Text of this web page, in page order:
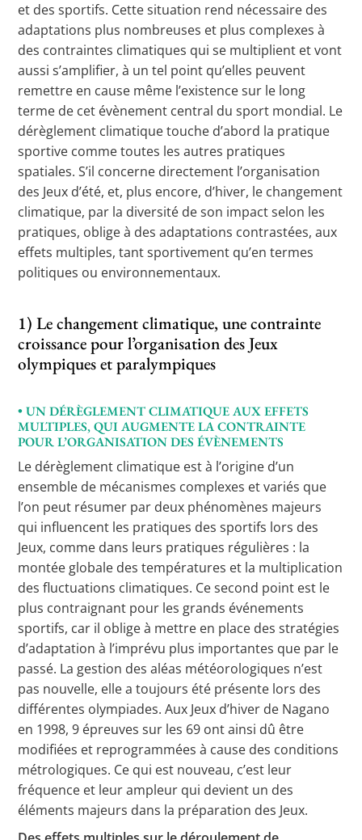
et des sportifs. Cette situation rend nécessaire des
adaptations plus nombreuses et plus complexes à
des contraintes climatiques qui se multiplient et vont
aussi s’amplifier, à un tel point qu’elles peuvent
remettre en cause même l’existence sur le long
terme de cet évènement central du sport mondial. Le
dérèglement climatique touche d’abord la pratique
sportive comme toutes les autres pratiques
spatiales. S’il concerne directement l’organisation
des Jeux d’été, et, plus encore, d’hiver, le changement
climatique, par la diversité de son impact selon les
pratiques, oblige à des adaptations contrastées, aux
effets multiples, tant sportivement qu’en termes
politiques ou environnementaux.
1) Le changement climatique, une contrainte
croissance pour l’organisation des Jeux
olympiques et paralympiques
• UN DÉRÈGLEMENT CLIMATIQUE AUX EFFETS
MULTIPLES, QUI AUGMENTE LA CONTRAINTE
POUR L’ORGANISATION DES ÉVÈNEMENTS
Le dérèglement climatique est à l’origine d’un
ensemble de mécanismes complexes et variés que
l’on peut résumer par deux phénomènes majeurs
qui influencent les pratiques des sportifs lors des
Jeux, comme dans leurs pratiques régulières : la
montée globale des températures et la multiplication
des fluctuations climatiques. Ce second point est le
plus contraignant pour les grands événements
sportifs, car il oblige à mettre en place des stratégies
d’adaptation à l’imprévu plus importantes que par le
passé. La gestion des aléas météorologiques n’est
pas nouvelle, elle a toujours été présente lors des
différentes olympiades. Aux Jeux d’hiver de Nagano
en 1998, 9 épreuves sur les 69 ont ainsi dû être
modifiées et reprogrammées à cause des conditions
métrologiques. Ce qui est nouveau, c’est leur
fréquence et leur ampleur qui devient un des
éléments majeurs dans la préparation des Jeux.